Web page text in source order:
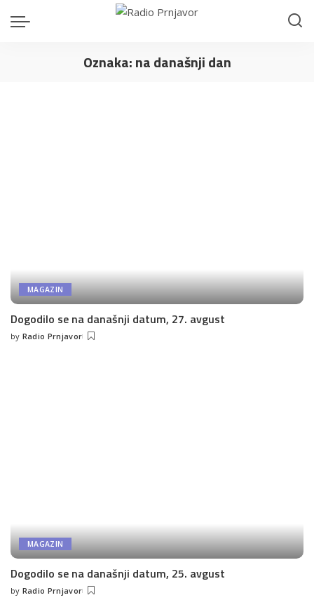
Oznaka:na današnji dan
MAGAZIN
Dogodilo se na današnji datum, 27. avgust
Posted
by Radio Prnjavor
MAGAZIN
Dogodilo se na današnji datum, 25. avgust
Posted
by Radio Prnjavor